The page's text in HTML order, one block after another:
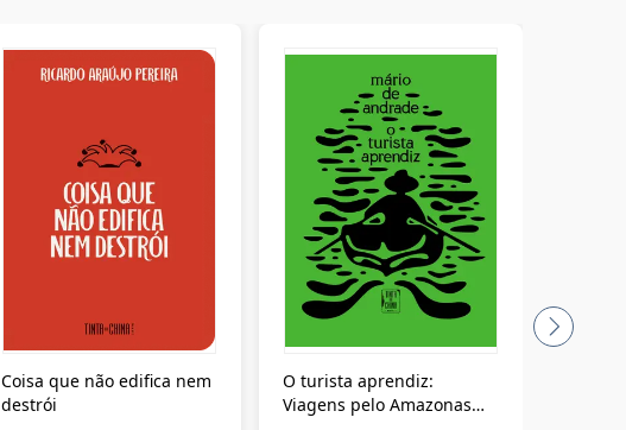
Coisa que não edifica nem
destrói
O turista aprendiz:
Viagens pelo Amazonas